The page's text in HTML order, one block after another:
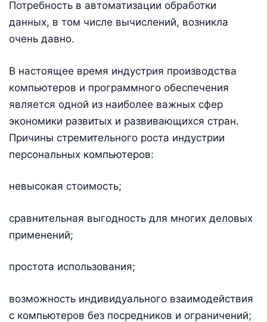
Потребность в автоматизации обработки
данных, в том числе вычислений, возникла
очень давно.
В настоящее время индустрия производства
компьютеров и программного обеспечения
является одной из наиболее важных сфер
экономики развитых и развивающихся стран.
Причины стремительного роста индустрии
персональных компьютеров:
невысокая стоимость;
сравнительная выгодность для многих деловых
применений;
простота использования;
возможность индивидуального взаимодействия
с компьютеров без посредников и ограничений;